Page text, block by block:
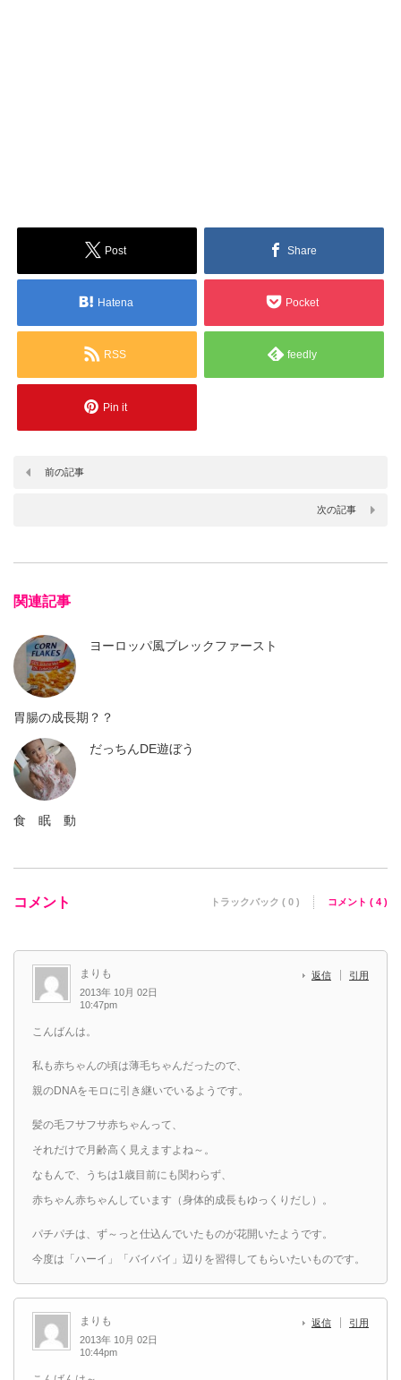
Post Share
Hatena Pocket
RSS feedly
Pin it
前の記事
次の記事
関連記事
ヨーロッパ風ブレックファースト
胃腸の成長期？？
だっちんDE遊ぼう
食 眠 動
コメント トラックバック ( 0 ) コメント ( 4 )
まりも
2013年 10月 02日
10:47pm
返信 引用
こんばんは。
私も赤ちゃんの頃は薄毛ちゃんだったので、
親のDNAをモロに引き継いでいるようです。
髪の毛フサフサ赤ちゃんって、
それだけで月齢高く見えますよね～。
なもんで、うちは1歳目前にも関わらず、
赤ちゃん赤ちゃんしています（身体的成長もゆっくりだし）。
パチパチは、ず～っと仕込んでいたものが花開いたようです。
今度は「ハーイ」「バイバイ」辺りを習得してもらいたいものです。
まりも
2013年 10月 02日
10:44pm
返信 引用